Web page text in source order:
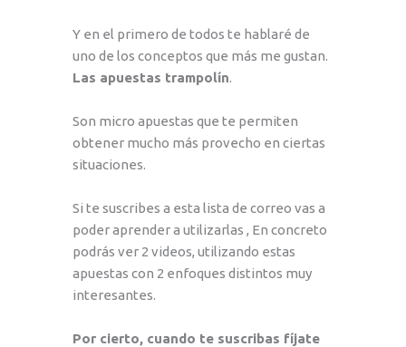
Y en el primero de todos te hablaré de
uno de los conceptos que más me gustan.
Las apuestas trampolín.
Son micro apuestas que te permiten
obtener mucho más provecho en ciertas
situaciones.
Si te suscribes a esta lista de correo vas a
poder aprender a utilizarlas , En concreto
podrás ver 2 videos, utilizando estas
apuestas con 2 enfoques distintos muy
interesantes.
Por cierto, cuando te suscribas fíjate